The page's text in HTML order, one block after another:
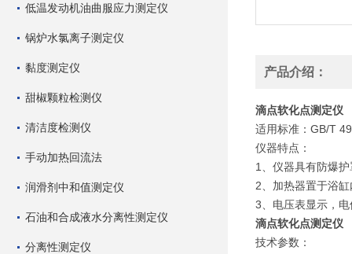
低温发动机油曲服应力测定仪
锅炉水氯离子测定仪
黏度测定仪
甜椒颗粒检测仪
清洁度检测仪
手动加热回流法
润滑剂中和值测定仪
石油和合成液水分离性测定仪
分离性测定仪
产品介绍：
滴点软化点测定仪
适用标准：GB/T
仪器特点：
1、仪器具有防爆
2、加热器置于浴
3、电压表显示，
滴点软化点测定仪
技术参数：